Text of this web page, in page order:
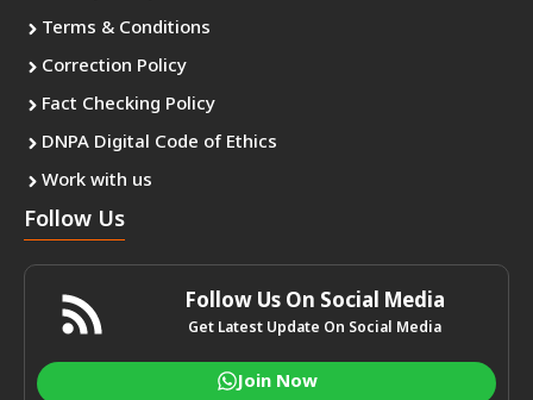
Terms & Conditions
Correction Policy
Fact Checking Policy
DNPA Digital Code of Ethics
Work with us
Follow Us
Follow Us On Social Media
Get Latest Update On Social Media
Join Now